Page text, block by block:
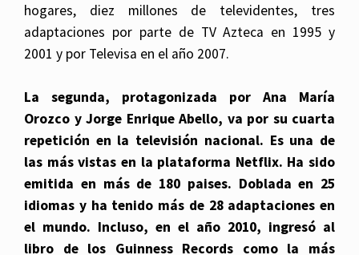
hogares, diez millones de televidentes, tres
adaptaciones por parte de TV Azteca en 1995 y
2001 y por Televisa en el año 2007.
La segunda, protagonizada por Ana María
Orozco y Jorge Enrique Abello, va por su cuarta
repetición en la televisión nacional. Es una de
las más vistas en la plataforma Netflix. Ha sido
emitida en más de 180 paises. Doblada en 25
idiomas y ha tenido más de 28 adaptaciones en
el mundo. Incluso, en el año 2010, ingresó al
libro de los Guinness Records como la más